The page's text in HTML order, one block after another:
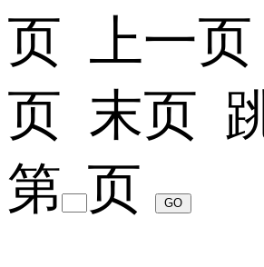
页 上一
页 末页
第 页